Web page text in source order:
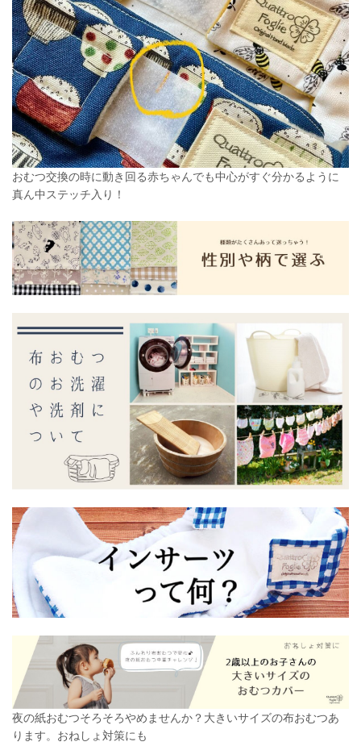
おむつ交換の時に動き回る赤ちゃんでも中心がすぐ分かるように
真ん中ステッチ入り！
夜の紙おむつそろそろやめませんか？大きいサイズの布おむつあ
ります。おねしょ対策にも